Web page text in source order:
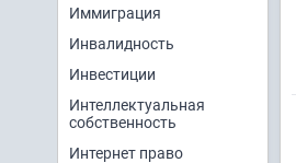
Иммиграция
Инвалидность
Инвестиции
Интеллектуальная
собственность
Интернет право